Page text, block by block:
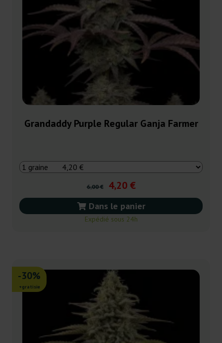
Grandaddy Purple Regular Ganja Farmer
6,00 € 4,20 €
Dans le panier
Expédié sous 24h
-30%
+gratisie